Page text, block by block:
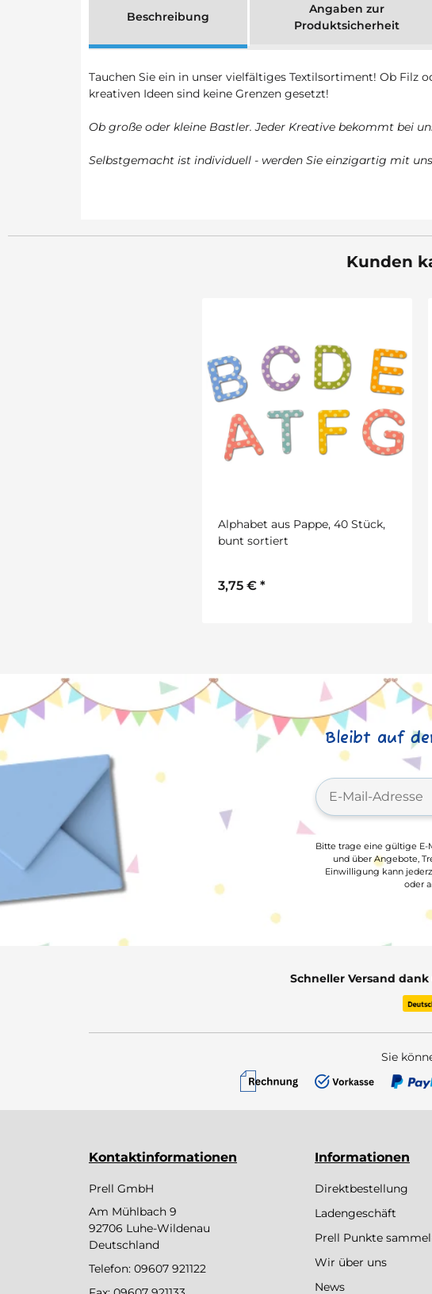
Beschreibung
Angaben zur
Produktsicherheit
Tauchen Sie ein in unser vielfältiges Textilsortiment! Ob Filz
kreativen Ideen sind keine Grenzen gesetzt!
Ob große oder kleine Bastler. Jeder Kreative bekommt bei
Selbstgemacht ist individuell - werden Sie einzigartig mit
Kunden
Alphabet aus Pappe, 40 Stück,
bunt sortiert
3,75 € *
Bleibt auf
Bitte trage eine gültige E-
und über Angebote,
Einwilligung kann
oder
Schneller Versand
Sie
Kontaktinformationen
Prell GmbH
Am Mühlbach 9
92706 Luhe-Wildenau
Deutschland
Telefon: 09607 921122
Informationen
Direktbestellung
Ladengeschäft
Prell Punkte
Wir über uns
News